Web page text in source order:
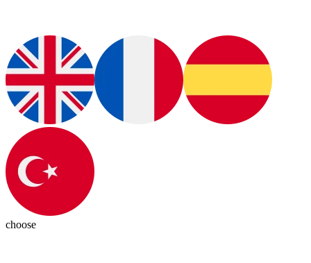
choose